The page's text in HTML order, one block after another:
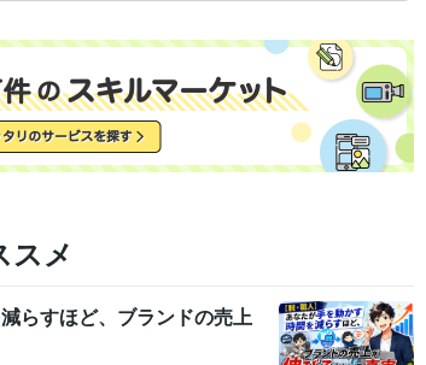
スメ
らすほど、ブランドの売上